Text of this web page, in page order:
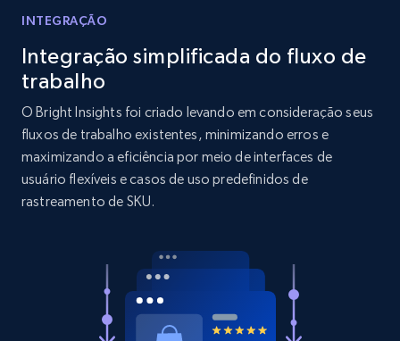
1.9K+
Amazon products search
Asin, URL, Name, Sponsored, Initial price, Final
price, Currency, Sold, and more.
1.6K+ 181+
URL, Product id, Title, Product description,
INTEGRAÇÃO
Integração simplificada do fluxo de
trabalho
O Bright Insights foi criado levando em consideração seus
fluxos de trabalho existentes, minimizando erros e
maximizando a eficiência por meio de interfaces de
usuário flexíveis e casos de uso predefinidos de
rastreamento de SKU.